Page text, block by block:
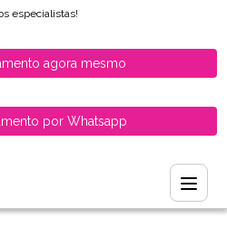
especialistas!
agora mesmo
por Whatsapp